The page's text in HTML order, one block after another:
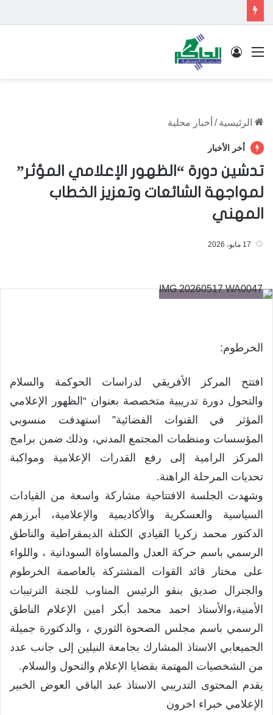
القائمة تسجيل الدخول
الرئيسية / أخبار محلية
أخر الأخبار
تدشين دورة “الظهور الإعلامي المؤثر”
لمواجهة الشائعات وتعزيز الخطاب
المهني
17 مايو، 2026
الخرطوم:
افتتح المركز الأفريقي لدراسات الحوكمة والسلام
والتحول دورة تدريبية متخصصة بعنوان “الظهور الإعلامي
المؤثر في القنوات الفضائية” استهدفت منسوبي
المؤسسات ومنظمات المجتمع المدني، وذلك ضمن برامج
المركز الرامية إلى رفع القدرات الإعلامية ومواكبة
تحديات المرحلة الراهنة.
وشهدت الجلسة الافتتاحية مشاركة واسعة من القيادات
السياسية والعسكرية والأكاديمية والإعلامية، أبرزهم
الدكتور محمد زكريا القيادي الكتلة الديمقراطية والناطق
الرسمي باسم حركة العدل والمساواة السودانية ، واللواء
على مختار قائد القوات المشتركة بالعاصمة الخرطوم
والجنرال صديق بنقو الرئيس المناوب للجنة الترتيبات
الأمنية،والأستاذ احمد محمد أبكر امين الإعلام الناطق
الرسمي باسم مجلس الصحوة الثوري ، والدكتورة جميلة
الجميعابي الاستاذ المشارك بجامعة النيلين إلى جانب عدد
من الشخصيات المهتمة بقضايا الإعلام والتحول والسلام.
يقدم المحتوى التدريبي الاستاذ عبد الباقي العوض الخبير
الإعلامي خبراء اخرون